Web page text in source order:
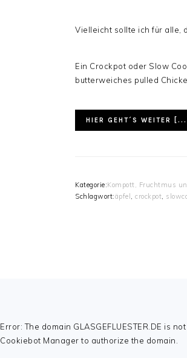
Vielleicht sollte ich für alle,
Ein Crockpot oder Slow
butterweiches pulled
HIER GEHT´S WEITER
Kategorie:Kompott, Fruchtmus
Schlagwort:äpfel , crockpot,
Error: The domain GLASGEFLUESTER.DE
Cookiebot Manager to authorize the domain.